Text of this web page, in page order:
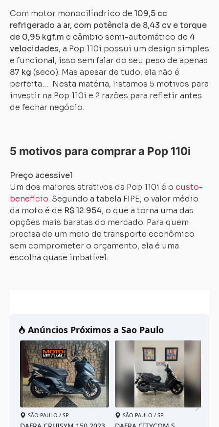
Com motor monocilíndrico de 109,5 cc
refrigerado a ar, com potência de 8,43 cv e torque
de 0,95 kgf.m e câmbio semi-automático de 4
velocidades, a Pop 110i possui um design simples
e funcional, isso sem falar do seu peso de apenas
87 kg (seco). Mas apesar de tudo, ela não é
perfeita… Nesta matéria, listamos 5 motivos para
investir na Pop 110i e 2 razões para refletir antes
de fechar negócio.
5 motivos para comprar a Pop 110i
Preço acessível
Um dos maiores atrativos da Pop 110i é o custo-
benefício. Segundo a tabela FIPE, o valor médio
da moto é de R$ 12.954, o que a torna uma das
opções mais baratas do mercado. Para quem
precisa de um meio de transporte econômico
sem comprometer o orçamento, ela é uma
escolha quase imbatível.